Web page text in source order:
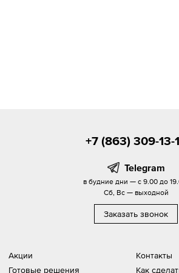
Акции
Готовые решения
Контакты
Как
+7 (863) 309-13-
Telegram
в будние дни — с 9.00 до
Сб, Вс — выходной
Заказать звонок